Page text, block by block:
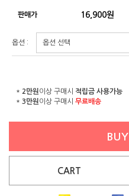
판매가 16,900원
옵션 :
* 2만원 이상 구매시 적립금 사용가능
* 3만원 이상 구매시 무료배송
BUY
CART